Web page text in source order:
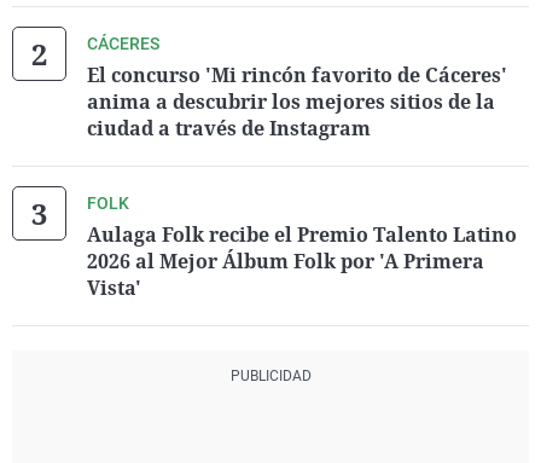
CÁCERES
El concurso 'Mi rincón favorito de Cáceres'
anima a descubrir los mejores sitios de la
ciudad a través de Instagram
FOLK
Aulaga Folk recibe el Premio Talento Latino
2026 al Mejor Álbum Folk por 'A Primera
Vista'